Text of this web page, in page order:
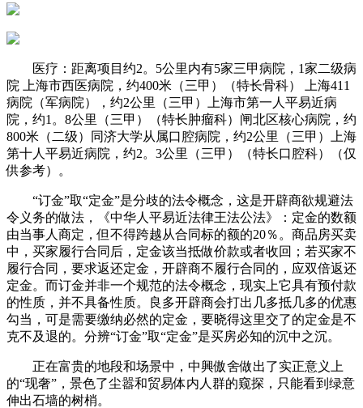
医疗：距离项目约2。5公里内有5家三甲病院，1家二级病
院 上海市西医病院，约400米（三甲）（特长骨科） 上海411
病院（军病院），约2公里（三甲）上海市第一人平易近病
院，约1。8公里（三甲）（特长肿瘤科）闸北区核心病院，约
800米（二级）同济大学从属口腔病院，约2公里（三甲）上海
第十人平易近病院，约2。3公里（三甲）（特长口腔科）（仅
供参考）。
“订金”取“定金”是分歧的法令概念，这是开辟商欲规避法
令义务的做法，《中华人平易近法律王法公法》：定金的数额
由当事人商定，但不得跨越从合同标的额的20％。商品房买卖
中，买家履行合同后，定金该当抵做价款或者收回；若买家不
履行合同，要求返还定金，开辟商不履行合同的，应双倍返还
定金。而订金并非一个规范的法令概念，现实上它具有预付款
的性质，并不具备性质。良多开辟商会打出几多抵几多的优惠
勾当，可是需要缴纳必然的定金，要晓得这里交了的定金是不
克不及退的。分辨“订金”取“定金”是买房必知的沉中之沉。
正在富贵的地段和场景中，中興傲舍做出了实正意义上
的“现奢”，景色了尘嚣和贸易体内人群的窥探，只能看到绿意
伸出石墙的树梢。